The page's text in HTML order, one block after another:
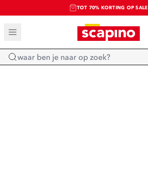
TOT 70% KORTING OP SALE
SALE: LAATSTE KANS!
SHOP NIEUW
Home